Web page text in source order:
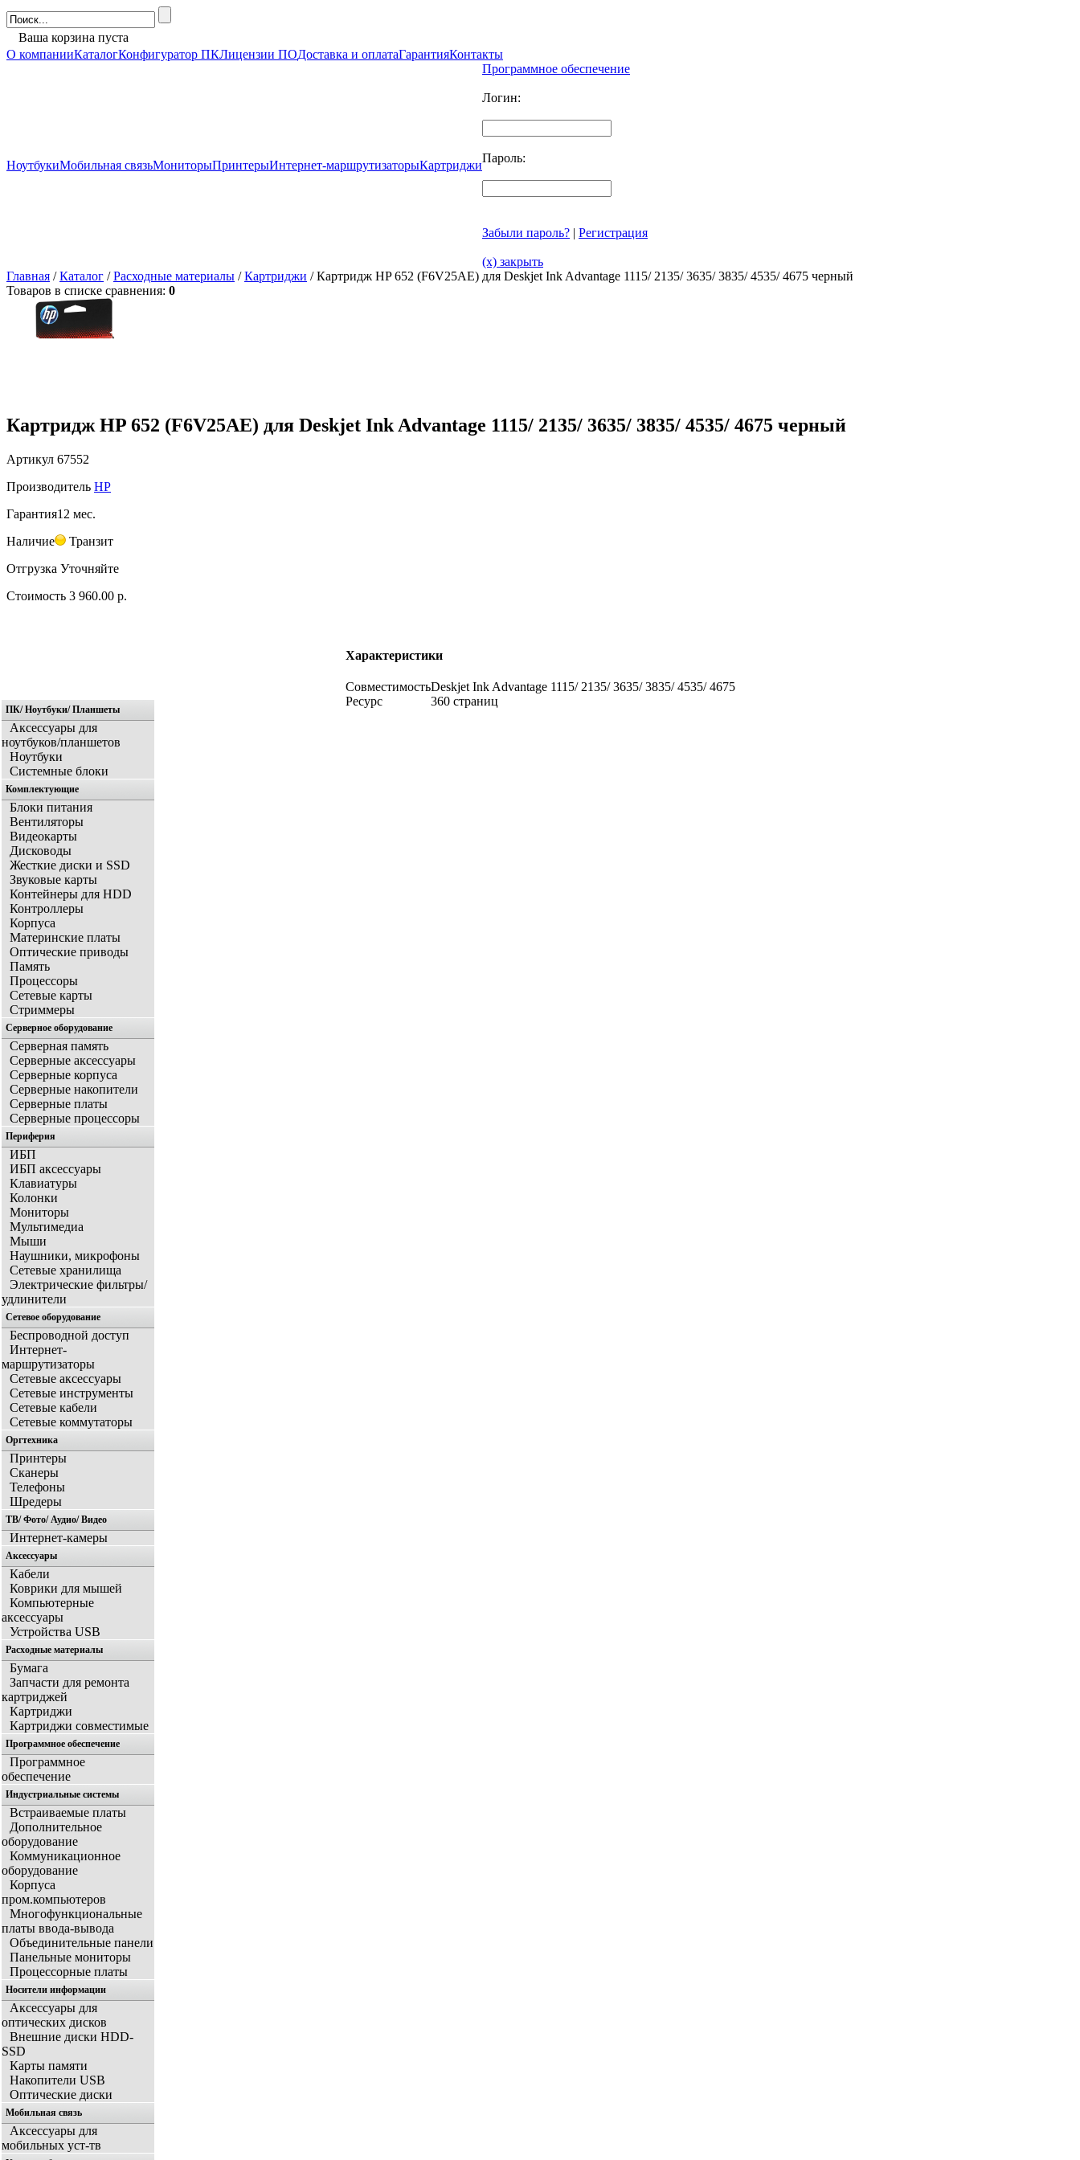
Ваша корзина пуста
О компанииКаталогКонфигуратор ПКЛицензии ПОДоставка и оплатаГарантияКонтакты
НоутбукиМобильная связьМониторыПринтерыИнтернет-маршрутизаторыКартриджи
Программное обеспечение
Логин:
Пароль:
Забыли пароль? | Регистрация
(x) закрыть
Главная /Каталог /Расходные материалы /Картриджи / Картридж HP 652 (F6V25AE) для Deskjet Ink Advantage 1115/ 2135/ 3635/ 3835/ 4535/ 4675 черный
Товаров в списке сравнения: 0
Картридж HP 652 (F6V25AE) для Deskjet Ink Advantage 1115/ 2135/ 3635/ 3835/ 4535/ 4675 черный
Артикул 67552
Производитель HP
Гарантия12 мес.
Наличие
Транзит
Отгрузка Уточняйте
Стоимость 3 960.00 р.
Характеристики
СовместимостьDeskjet Ink Advantage 1115/ 2135/ 3635/ 3835/ 4535/ 4675
Ресурс
360 страниц
ПК/ Ноутбуки/ Планшеты
Аксессуары для
ноутбуков/планшетов
Ноутбуки
Системные блоки
Комплектующие
Блоки питания
Вентиляторы
Видеокарты
Дисководы
Жесткие диски и SSD
Звуковые карты
Контейнеры для HDD
Контроллеры
Корпуса
Материнские платы
Оптические приводы
Память
Процессоры
Сетевые карты
Стриммеры
Серверное оборудование
Серверная память
Серверные аксессуары
Серверные корпуса
Серверные накопители
Серверные платы
Серверные процессоры
Периферия
ИБП
ИБП аксессуары
Клавиатуры
Колонки
Мониторы
Мультимедиа
Мыши
Наушники, микрофоны
Сетевые хранилища
Электрические фильтры/
удлинители
Сетевое оборудование
Беспроводной доступ
Интернет-
маршрутизаторы
Сетевые аксессуары
Сетевые инструменты
Сетевые кабели
Сетевые коммутаторы
Оргтехника
Принтеры
Сканеры
Телефоны
Шредеры
ТВ/ Фото/ Аудио/ Видео
Интернет-камеры
Аксессуары
Кабели
Коврики для мышей
Компьютерные
аксессуары
Устройства USB
Расходные материалы
Бумага
Запчасти для ремонта
картриджей
Картриджи
Картриджи совместимые
Программное обеспечение
Программное
обеспечение
Индустриальные системы
Встраиваемые платы
Дополнительное
оборудование
Коммуникационное
оборудование
Корпуса
пром.компьютеров
Многофункциональные
платы ввода-вывода
Объединительные панели
Панельные мониторы
Процессорные платы
Носители информации
Аксессуары для
оптических дисков
Внешние диски HDD-
SSD
Карты памяти
Накопители USB
Оптические диски
Мобильная связь
Аксессуары для
мобильных уст-тв